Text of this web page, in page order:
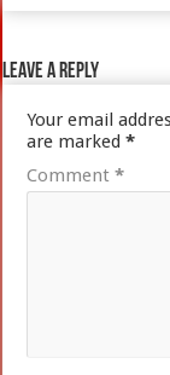
Leave a Reply
Your email
are marked*
Comment*